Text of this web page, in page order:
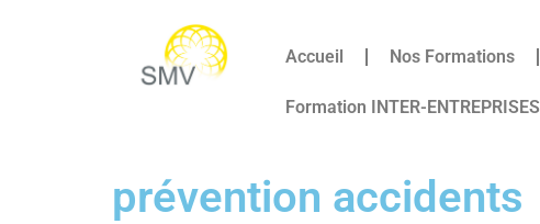
Accueil Nos Formations
Formation INTER-ENTREPRISES
prévention accidents